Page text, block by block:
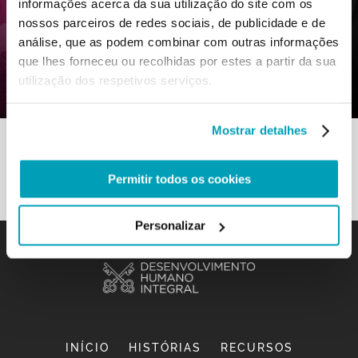
informações acerca da sua utilização do site com os
nossos parceiros de redes sociais, de publicidade e de
análise, que as podem combinar com outras informações
que lhes forneceu ou recolhidas por estes a partir da sua
utilização dos respetivos serviços.
Mostrar detalhes
Permitir todos os cookies
Personalizar
5 Julho 2021| By Mr_admin
0
Comments |
Fratelli Tutti – Uma Igreja que vai ao
encontro
INÍCIO HISTÓRIAS RECURSOS